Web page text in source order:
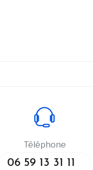
Téléphone
06 59 13 31 11